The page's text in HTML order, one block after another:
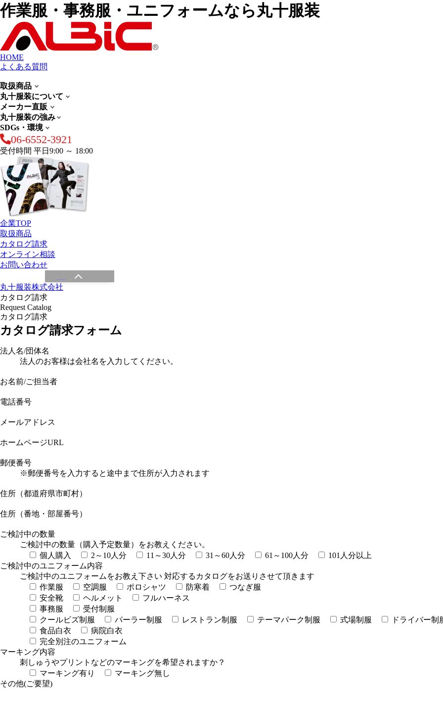
作業服・事務服・ユニフォームなら丸十服装
HOME
よくある質問
取扱商品
丸十服装について
メーカー直販
丸十服装の強み
SDGs・環境
06-6552-3921
受付時間 平日9:00 ～ 18:00
企業TOP
取扱商品
カタログ請求
オンライン相談
お問い合わせ
丸十服装株式会社
カタログ請求
Request Catalog
カタログ請求
カタログ請求フォーム
法人名/団体名
法人のお客様は会社名を入力してください。
お名前/ご担当者
電話番号
メールアドレス
ホームページURL
郵便番号
※郵便番号を入力すると途中まで住所が入力されます
住所（都道府県市町村）
住所（番地・部屋番号）
ご検討中の数量
ご検討中の数量（購入予定数量）をお教えください。
個人購入
2～10人分 11～30人分 31～60人分 61～100人分
101人分以上
ご検討中のユニフォーム内容
ご検討中のユニフォームをお教え下さい 対応するカタログをお送りさせて頂きます
作業服
空調服 ポロシャツ 防寒着
つなぎ服
安全靴
ヘルメット
フルハーネス
事務服
受付制服
クールビズ制服
パーラー制服 レストラン制服 テーマパーク制服 式場制服 ドライバー制
食品白衣
病院白衣
完全別注のユニフォーム
マーキング内容
刺しゅうやプリントなどのマーキングを希望されますか？
マーキング有り
マーキング無し
その他(ご要望)